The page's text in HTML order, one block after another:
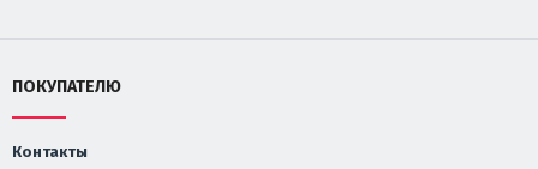
ПОКУПАТЕЛЮ
Контакты